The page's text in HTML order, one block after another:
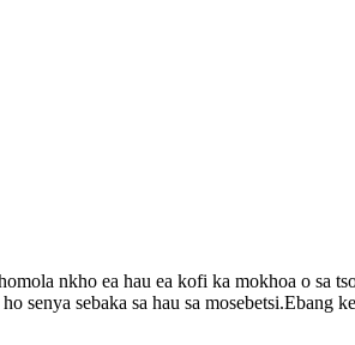
nkho ea hau ea kofi ka mokhoa o sa
sebaka sa hau sa mosebetsi.Ebang